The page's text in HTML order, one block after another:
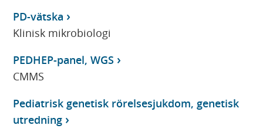
PD-vätska
Klinisk mikrobiologi
PEDHEP-panel, WGS
CMMS
Pediatrisk genetisk rörelsesjukdom, genetisk
utredning